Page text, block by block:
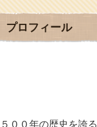
プロフィール
５００年の歴史を誇る